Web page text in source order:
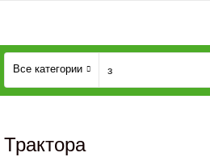
Все категории
Трактора